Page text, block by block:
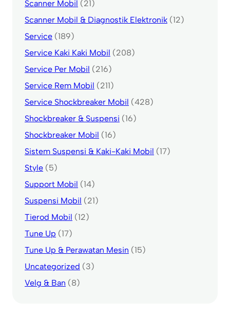
Scanner Mobil (21)
Scanner Mobil & Diagnostik Elektronik (12)
Service (189)
Service Kaki Kaki Mobil (208)
Service Per Mobil (216)
Service Rem Mobil (211)
Service Shockbreaker Mobil (428)
Shockbreaker & Suspensi (16)
Shockbreaker Mobil (16)
Sistem Suspensi & Kaki-Kaki Mobil (17)
Style (5)
Support Mobil (14)
Suspensi Mobil (21)
Tierod Mobil (12)
Tune Up (17)
Tune Up & Perawatan Mesin (15)
Uncategorized (3)
Velg & Ban (8)